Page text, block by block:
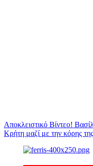
Αποκλειστικό Βίντεο!
Κρήτη μαζί με την κόρης